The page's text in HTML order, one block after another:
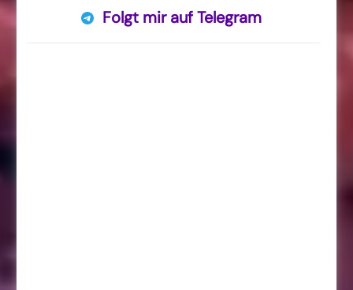
Folgt mir auf Telegram